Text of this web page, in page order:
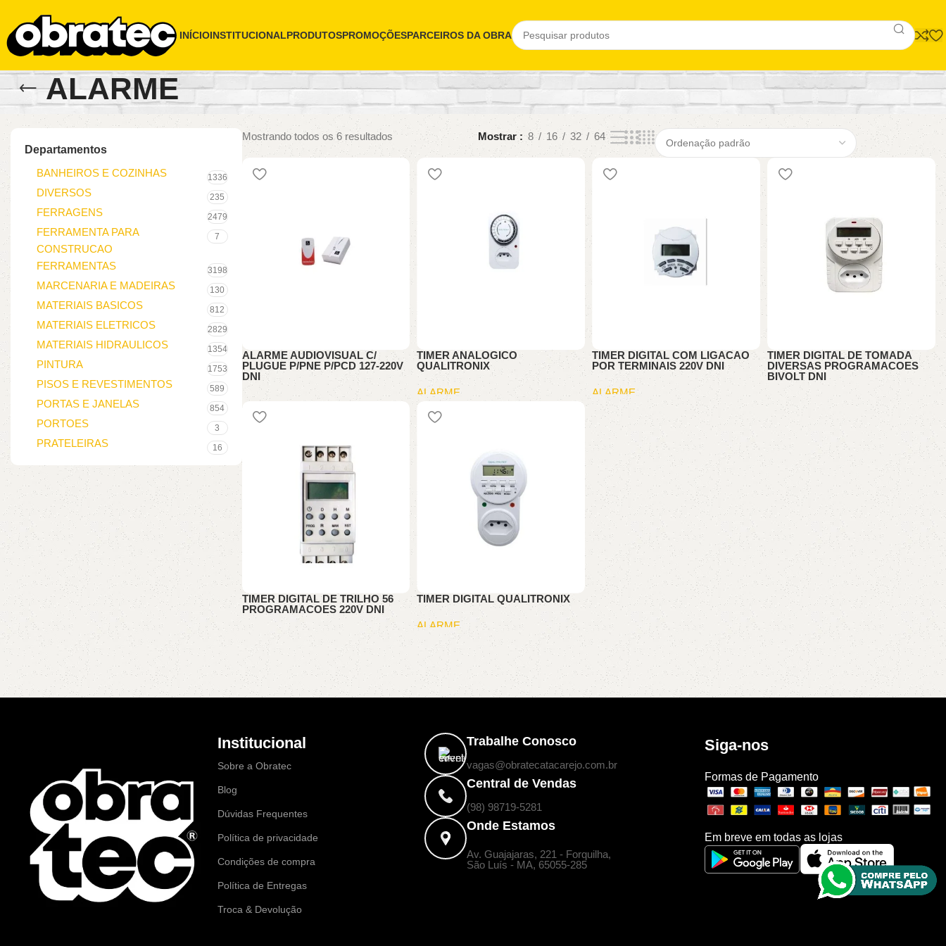
INÍCIOINSTITUCIONALPRODUTOSPROMOÇÕESPARCEIROS DA OBRA
ALARME
Departamentos
BANHEIROS E COZINHAS
1336
DIVERSOS 235
FERRAGENS 2479
FERRAMENTA PARA
CONSTRUCAO
7
FERRAMENTAS 3198
MARCENARIA E MADEIRAS 130
MATERIAIS BASICOS 812
MATERIAIS ELETRICOS 2829
MATERIAIS HIDRAULICOS 1354
PINTURA 1753
PISOS E REVESTIMENTOS 589
PORTAS E JANELAS 854
PORTOES 3
PRATELEIRAS 16
Mostrando todos os 6 resultados Mostrar 8 16 32 64
ALARME AUDIOVISUAL C/
PLUGUE P/PNE P/PCD 127-220V
DNI
ALARME
TIMER ANALOGICO
QUALITRONIX
ALARME
TIMER DIGITAL COM LIGACAO
POR TERMINAIS 220V DNI
ALARME
TIMER DIGITAL DE TOMADA
DIVERSAS PROGRAMACOES
BIVOLT DNI
ALARME
TIMER DIGITAL DE TRILHO 56
PROGRAMACOES 220V DNI
ALARME
TIMER DIGITAL QUALITRONIX
ALARME
Institucional
Sobre a Obratec
Blog
Dúvidas Frequentes
Política de privacidade
Condições de compra
Política de Entregas
Troca & Devolução
Trabalhe Conosco
vagas@obratecatacarejo.com.br
Central de Vendas
(98) 98719-5281
Onde Estamos
Av. Guajajaras, 221 - Forquilha,
São Luís - MA, 65055-285
Siga-nos
Formas de Pagamento
Em breve em todas as lojas